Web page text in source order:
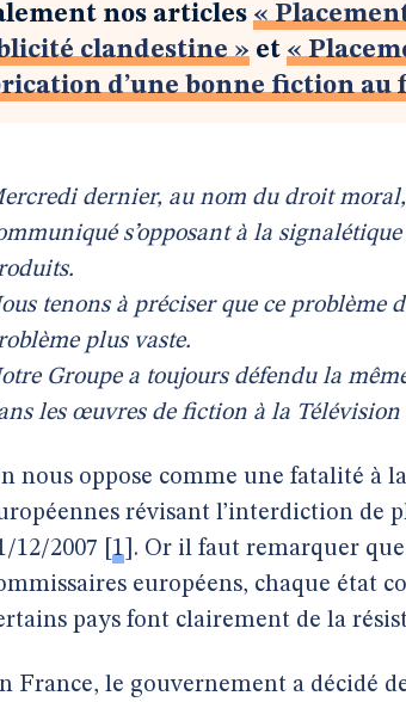
nos articles «
clandestine » et «
d’une bonne fiction au
dernier, au nom du droit moral,
s’opposant à la
tenons à préciser que ce problème
plus vaste.
Groupe a toujours défendu la
les œuvres de fiction à la Télévision
nous oppose comme une fatalité à
révisant l’interdiction de
12/2007
1 . Or il faut remarquer
européens, chaque état
pays font clairement de la
France, le gouvernement a décidé